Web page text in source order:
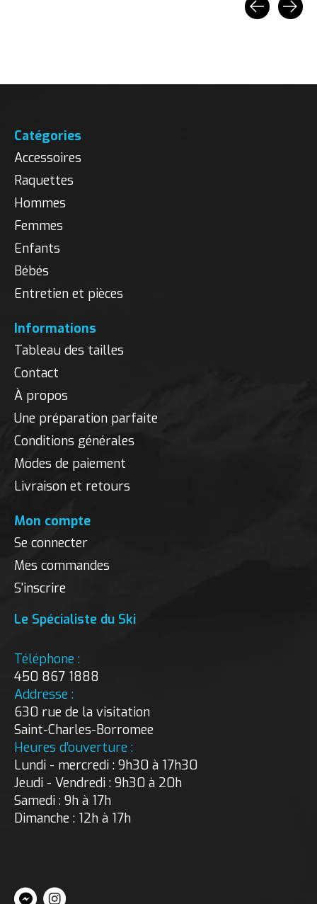
Catégories
Accessoires
Raquettes
Hommes
Femmes
Enfants
Bébés
Entretien et pièces
Informations
Tableau des tailles
Contact
À propos
Une préparation parfaite
Conditions générales
Modes de paiement
Livraison et retours
Mon compte
Se connecter
Mes commandes
S'inscrire
Le Spécialiste du Ski
Téléphone :
450 867 1888
Addresse :
630 rue de la visitation
Saint-Charles-Borromee
Heures d’ouverture :
Lundi - mercredi : 9h30 à 17h30
Jeudi - Vendredi : 9h30 à 20h
Samedi : 9h à 17h
Dimanche : 12h à 17h